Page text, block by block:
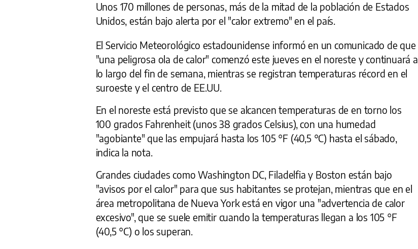
Unos 170 millones de personas, más de la mitad de la población de Estados
Unidos, están bajo alerta por el "calor extremo" en el país.
El Servicio Meteorológico estadounidense informó en un comunicado de que
"una peligrosa ola de calor" comenzó este jueves en el noreste y continuará a
lo largo del fin de semana, mientras se registran temperaturas récord en el
suroeste y el centro de EE.UU.
En el noreste está previsto que se alcancen temperaturas de en torno los
100 grados Fahrenheit (unos 38 grados Celsius), con una humedad
"agobiante" que las empujará hasta los 105 °F (40,5 °C) hasta el sábado,
indica la nota.
Grandes ciudades como Washington DC, Filadelfia y Boston están bajo
"avisos por el calor" para que sus habitantes se protejan, mientras que en el
área metropolitana de Nueva York está en vigor una "advertencia de calor
excesivo", que se suele emitir cuando la temperaturas llegan a los 105 °F
(40,5 °C) o los superan.